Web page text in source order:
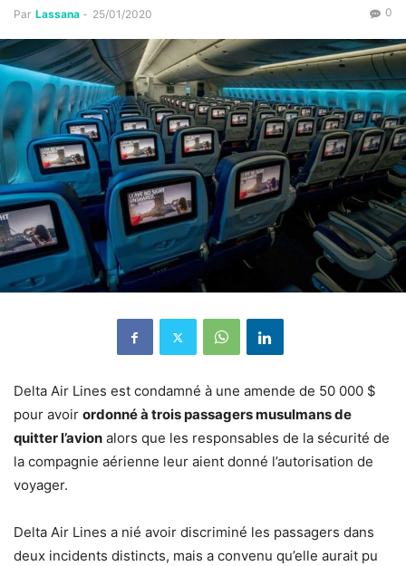
Par Lassana - 25/01/2020 0
Delta Air Lines est condamné à une amende de 50 000 $
pour avoir ordonné à trois passagers musulmans de
quitter l’avion alors que les responsables de la sécurité de
la compagnie aérienne leur aient donné l’autorisation de
voyager.
Delta Air Lines a nié avoir discriminé les passagers dans
deux incidents distincts, mais a convenu qu’elle aurait pu